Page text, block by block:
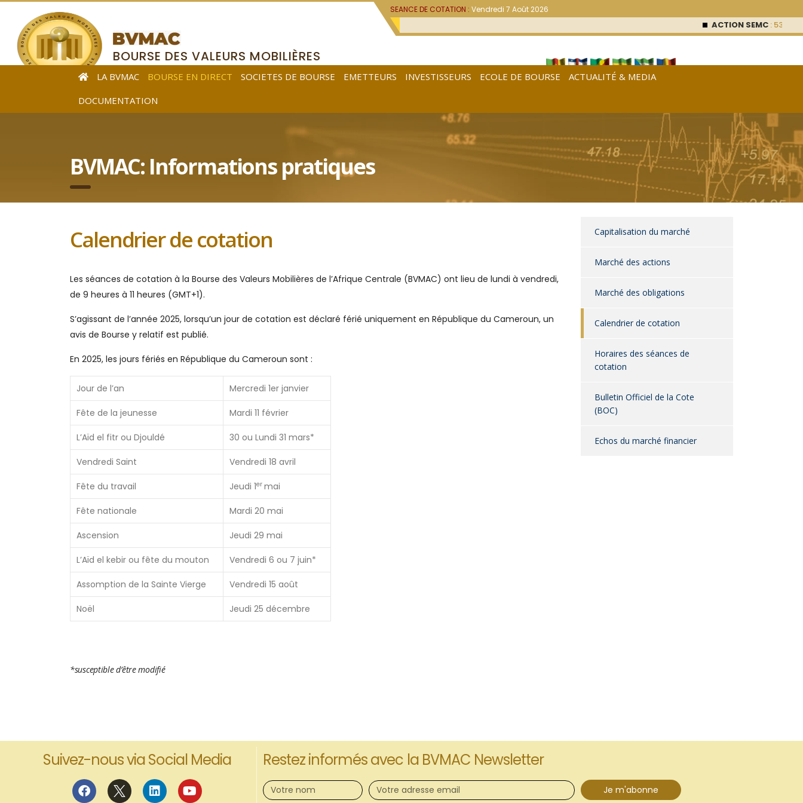
SEANCE DE COTATION :Vendredi 7 Août 2026
ACTION SEMC: 53 000
BOURSE DES VALEURS MOBILIÈRES
DE L’AFRIQUE CENTRALE
LA BVMAC BOURSE EN DIRECT SOCIETES DE BOURSE EMETTEURS INVESTISSEURS ECOLE DE BOURSE
ACTUALITÉ & MEDIA
DOCUMENTATION
BVMAC: Informations pratiques
Calendrier de cotation
Les séances de cotation à la Bourse des Valeurs Mobilières de l’Afrique Centrale (BVMAC) ont lieu de lundi à vendredi,
de 9 heures à 11 heures (GMT+1).
S’agissant de l’année 2025, lorsqu’un jour de cotation est déclaré férié uniquement en République du Cameroun, un
avis de Bourse y relatif est publié.
En 2025, les jours fériés en République du Cameroun sont :
Jour de l’an Mercredi 1er janvier
Fête de la jeunesse Mardi 11 février
L’Aïd el fitr ou Djouldé 30 ou Lundi 31 mars*
Vendredi Saint Vendredi 18 avril
Fête du travail Jeudi 1er mai
Fête nationale Mardi 20 mai
Ascension Jeudi 29 mai
L’Aïd el kebir ou fête du mouton Vendredi 6 ou 7 juin*
Assomption de la Sainte Vierge Vendredi 15 août
Noël Jeudi 25 décembre
*susceptible d’être modifié
Capitalisation du marché
Marché des actions
Marché des obligations
Calendrier de cotation
Horaires des séances de
cotation
Bulletin Officiel de la Cote
(BOC)
Echos du marché financier
Suivez-nous via Social Media Restez informés avec la BVMAC Newsletter
Je m'abonne